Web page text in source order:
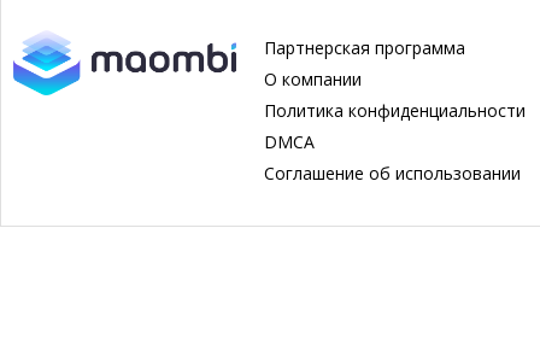
Партнерская программа
О компании
Политика конфиденциальности
DMCA
Соглашение об использовании